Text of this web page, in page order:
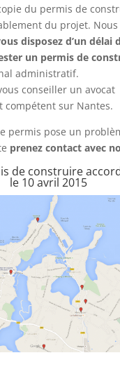
du permis de
du projet. Nous
disposez d’un délai
un permis de
administratif.
conseiller un avocat
compétent sur Nantes.
permis pose un
prenez contact avec
de construire
le 10 avril 2015